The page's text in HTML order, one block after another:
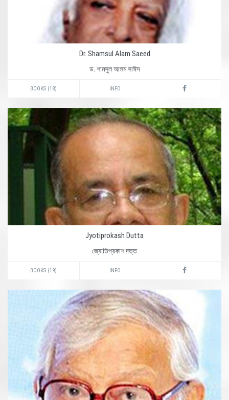
Dr. Shamsul Alam Saeed
ড. শামসুল আলম সাঈদ
BOOKS (18) INFO
Jyotiprokash Dutta
জ্যোতিপ্রকাশ দত্ত
BOOKS (19) INFO